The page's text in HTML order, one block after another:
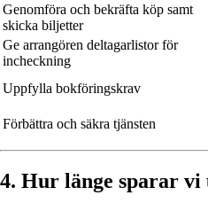
Genomföra och bekräfta köp samt
skicka biljetter
Ge arrangören deltagarlistor för
incheckning
Uppfylla bokföringskrav
Förbättra och säkra tjänsten
4. Hur länge sparar vi